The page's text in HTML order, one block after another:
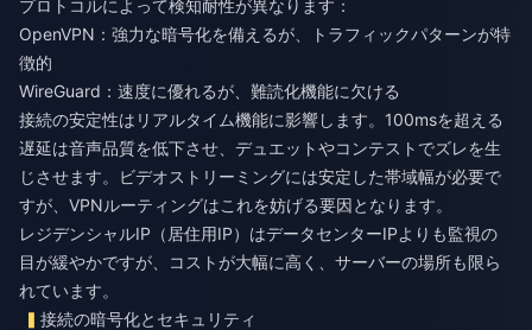
プロトコルによって検知耐性が異なります：
OpenVPN：強力な暗号化を備えるが、トラフィックパターンが特
徴的
WireGuard：速度に優れるが、難読化機能に欠ける
接続の安定性はリアルタイム機能に影響します。100msを超える
遅延は音声品質を低下させ、デュエットやコンテストでズレを生
じさせます。ビデオストリーミングには安定した帯域幅が必要で
すが、VPNルーティングはこれを妨げる要因となります。
レジデンシャルIP（居住用IP）はデータセンターIPよりも監視の
目が緩やかですが、コストが大幅に高く、サーバーの場所も限ら
れています。
接続の暗号化とセキュリティ